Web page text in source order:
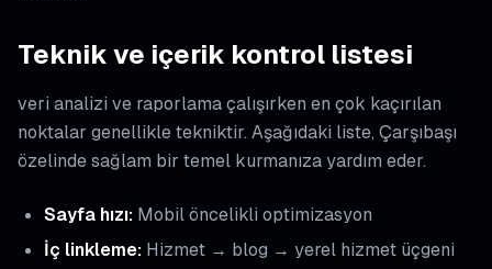
Teknik ve içerik kontrol listesi
veri analizi ve raporlama çalışırken en çok kaçırılan
noktalar genellikle tekniktir. Aşağıdaki liste, Çarşıbaşı
özelinde sağlam bir temel kurmanıza yardım eder.
Sayfa hızı: Mobil öncelikli optimizasyon
İç linkleme: Hizmet → blog → yerel hizmet üçgeni